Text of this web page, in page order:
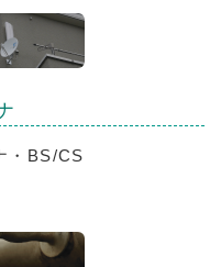
・BS/CS